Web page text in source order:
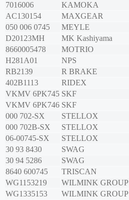
7016006
KAMOKA
AC130154
MAXGEAR
050 006 0745
MEYLE
D20123MH
MK Kashiyama
8660005478
MOTRIO
H281A01
NPS
RB2139
R BRAKE
402B1113
RIDEX
VKMV 6PK745 SKF
VKMV 6PK746 SKF
000 702-SX
STELLOX
000 702B-SX
STELLOX
06-00745-SX
STELLOX
30 93 8430
SWAG
30 94 5286
SWAG
8640 600745
TRISCAN
WG1153219
WILMINK GROUP
WG1335153
WILMINK GROUP